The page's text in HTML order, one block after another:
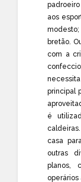
aos
bretão.
com a
principal
é
casa
outras
planos,